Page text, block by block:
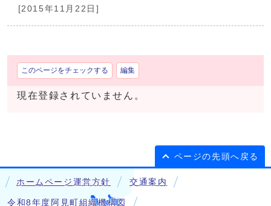
[2015年11月22日]
このページをチェックする 編集
現在登録されていません。
ページの先頭へ戻る
ホームページ運営方針 交通案内
令和8年度阿見町組織機構図